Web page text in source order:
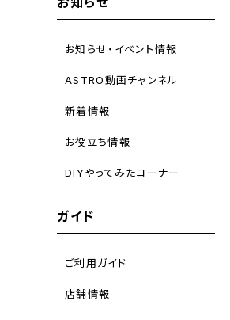
お知らせ・イベント情報
ASTRO動画チャンネル
新着情報
お役立ち情報
DIYやってみたコーナー
ガイド
ご利用ガイド
店舗情報